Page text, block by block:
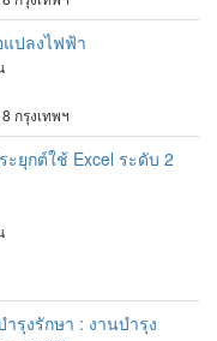
แปลงไฟฟ้า
กรุงเทพฯ
ยุกต์ใช้ Excel ระดับ 2
รุงรักษา : งานบำรุง